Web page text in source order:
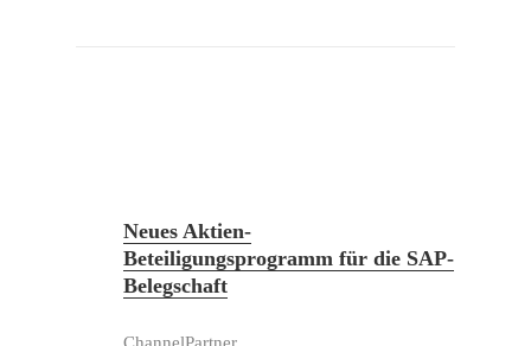
Neues Aktien-
Beteiligungsprogramm für die SAP-
Belegschaft
ChannelPartner